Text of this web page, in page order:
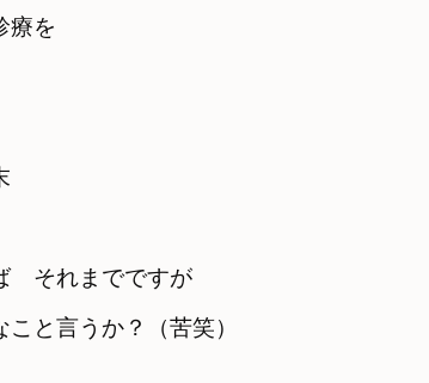
療を
　それまでですが